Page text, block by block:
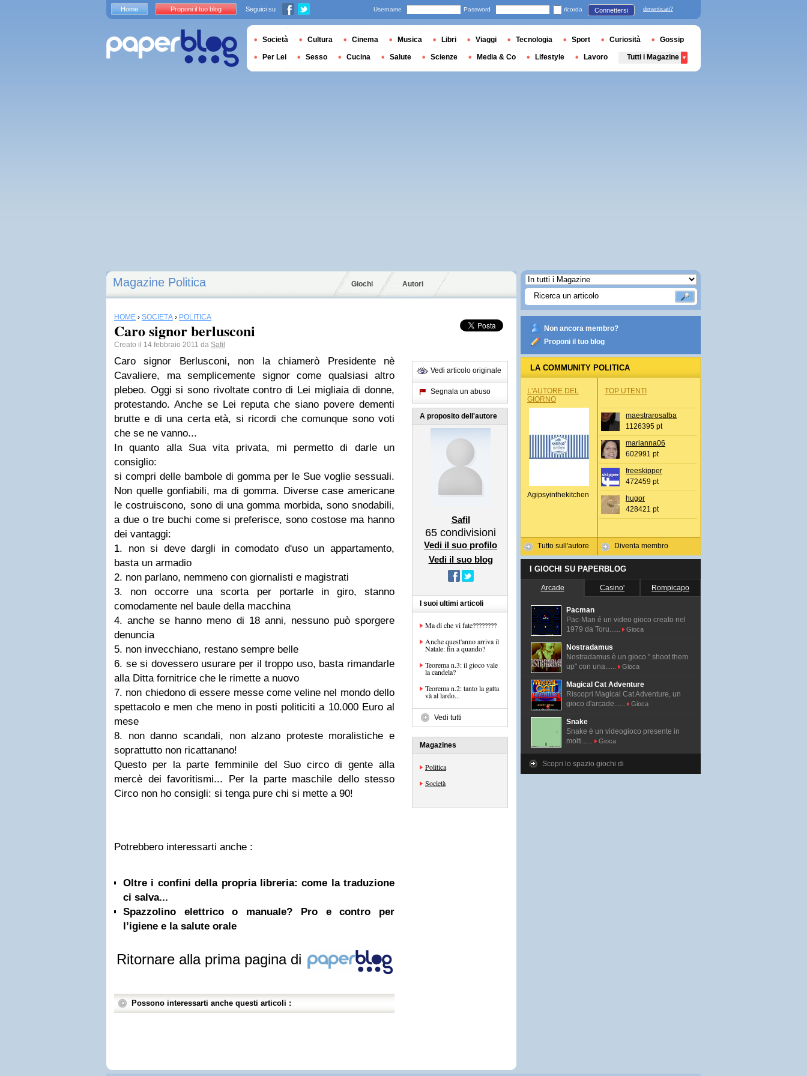
Magazine Politica Giochi Autori
HOME › SOCIETÀ › POLITICA
Caro signor berlusconi
Creato il 14 febbraio 2011 da Safil
Caro signor Berlusconi, non la chiamerò Presidente nè
Cavaliere, ma semplicemente signor come qualsiasi altro
plebeo. Oggi si sono rivoltate contro di Lei migliaia di donne,
protestando. Anche se Lei reputa che siano povere dementi
brutte e di una certa età, si ricordi che comunque sono voti
che se ne vanno...
In quanto alla Sua vita privata, mi permetto di darle un
consiglio:
si compri delle bambole di gomma per le Sue voglie sessuali.
Non quelle gonfiabili, ma di gomma. Diverse case americane
le costruiscono, sono di una gomma morbida, sono snodabili,
a due o tre buchi come si preferisce, sono costose ma hanno
dei vantaggi:
1. non si deve dargli in comodato d'uso un appartamento,
basta un armadio
2. non parlano, nemmeno con giornalisti e magistrati
3. non occorre una scorta per portarle in giro, stanno
comodamente nel baule della macchina
4. anche se hanno meno di 18 anni, nessuno può sporgere
denuncia
5. non invecchiano, restano sempre belle
6. se si dovessero usurare per il troppo uso, basta rimandarle
alla Ditta fornitrice che le rimette a nuovo
7. non chiedono di essere messe come veline nel mondo dello
spettacolo e men che meno in posti politiciti a 10.000 Euro al
mese
8. non danno scandali, non alzano proteste moralistiche e
soprattutto non ricattanano!
Questo per la parte femminile del Suo circo di gente alla
mercè dei favoritismi... Per la parte maschile dello stesso
Circo non ho consigli: si tenga pure chi si mette a 90!
Potrebbero interessarti anche :
Oltre i confini della propria libreria: come la traduzione
ci salva...
Spazzolino elettrico o manuale? Pro e contro per
l’igiene e la salute orale
Ritornare alla prima pagina di
Possono interessarti anche questi articoli :
Vedi articolo originale
Segnala un abuso
A proposito dell'autore
Safil
65 condivisioni
Vedi il suo profilo
Vedi il suo blog
I suoi ultimi articoli
Ma di che vi fate????????
Anche quest'anno arriva il
Natale: fin a quando?
Teorema n.3: il gioco vale
la candela?
Teorema n.2: tanto la gatta
và al lardo...
Vedi tutti
Magazines
Politica
Società
Non ancora membro?
Proponi il tuo blog
LA COMMUNITY POLITICA
L'AUTORE DEL
GIORNO
Agipsyinthekitchen
Tutto sull'autore
TOP UTENTI
maestrarosalba
1126395 pt
marianna06
602991 pt
freeskipper
472459 pt
hugor
428421 pt
Diventa membro
I GIOCHI SU PAPERBLOG
Arcade Casino' Rompicapo
Pacman
Pac-Man é un video gioco creato nel
1979 da Toru......
Gioca
Nostradamus
Nostradamus è un gioco " shoot them
up" con una......
Gioca
Magical Cat Adventure
Riscopri Magical Cat Adventure, un
gioco d'arcade......
Gioca
Snake
Snake è un videogioco presente in
molti......
Gioca
Scopri lo spazio giochi di
Home Proponi il tuo blog Seguici su Username Password ricorda Connettersi dimenticati?
Società Cultura Cinema Musica Libri Viaggi Tecnologia Sport Curiosità Gossip
Per Lei Sesso Cucina Salute Scienze Media & Co Lifestyle Lavoro Tutti i Magazine